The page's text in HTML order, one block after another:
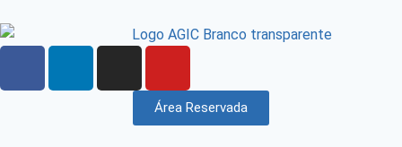
Área Reservada